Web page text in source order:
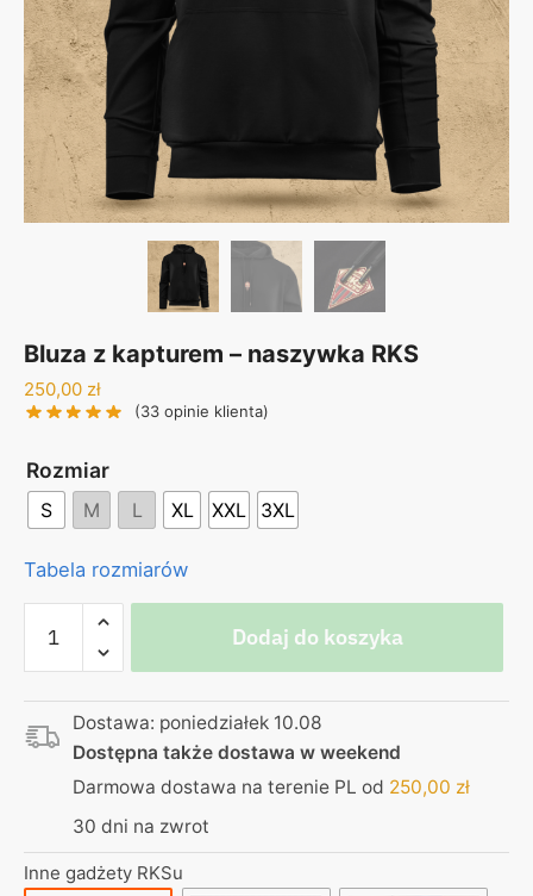
Bluza z kapturem – naszywka RKS
250,00 zł
(33 opinie klienta)
Rozmiar
S M L XL XXL 3XL
Tabela rozmiarów
Bluza
z
kapturem
–
naszywka
Dodaj do koszyka
Dostawa: poniedziałek 10.08
Dostępna także dostawa w weekend
Darmowa dostawa na terenie PL od 250,00 zł
30 dni na zwrot
Inne gadżety RKSu